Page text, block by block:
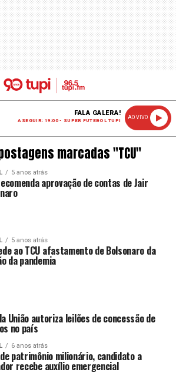
FALA GALERA!
A SEGUIR: 19:00 - SUPER FUTEBOL TUPI
AO VIVO
marcadas "TCU"
5 anos atrás
aprovação de contas de Jair
5 anos atrás
ao TCU afastamento de Bolsonaro da
da pandemia
União autoriza leilões de concessão de
no país
6 anos atrás
patrimônio milionário, candidato a
recebe auxílio emergencial